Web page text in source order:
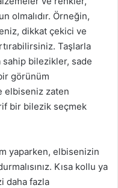
olmalıdır. Örneğin,
dikkat çekici ve
Taşlarla
bilezikler, sade
görünüm
elbiseniz zaten
bir bilezik seçmek
yaparken, elbisenizin
Kısa kollu ya
daha fazla